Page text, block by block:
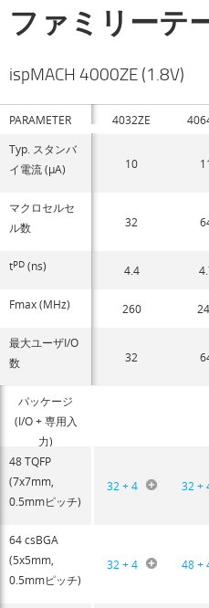
ファミリーテ
ispMACH 4000ZE (1.8V)
PARAMETER 4032ZE
Typ. スタンバ
イ電流 (µA)
10
マクロセルセ
ル数
32
tPD (ns) 4.4
Fmax (MHz) 260
最大ユーザI/O
数
32
パッケージ
(I/O + 専用入
力)
48 TQFP
(7x7mm,
0.5mmピッチ)
32 + 4 32 +
64 csBGA
(5x5mm,
0.5mmピッチ)
32 + 4 48 +